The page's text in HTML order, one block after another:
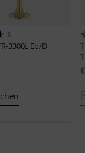
5
3300L Eb/D